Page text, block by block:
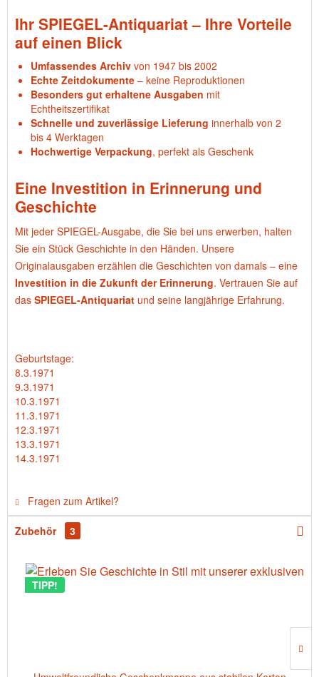
Ihr SPIEGEL-Antiquariat – Ihre Vorteile
auf einen Blick
Umfassendes Archiv von 1947 bis 2002
Echte Zeitdokumente – keine Reproduktionen
Besonders gut erhaltene Ausgaben mit
Echtheitszertifikat
Schnelle und zuverlässige Lieferung innerhalb von 2
bis 4 Werktagen
Hochwertige Verpackung, perfekt als Geschenk
Eine Investition in Erinnerung und
Geschichte
Mit jeder SPIEGEL-Ausgabe, die Sie bei uns erwerben, halten
Sie ein Stück Geschichte in den Händen. Unsere
Originalausgaben erzählen die Geschichten von damals – eine
Investition in die Zukunft der Erinnerung. Vertrauen Sie auf
das SPIEGEL-Antiquariat und seine langjährige Erfahrung.
Geburtstage:
8.3.1971
9.3.1971
10.3.1971
11.3.1971
12.3.1971
13.3.1971
14.3.1971
Fragen zum Artikel?
Zubehör 3
TIPP!